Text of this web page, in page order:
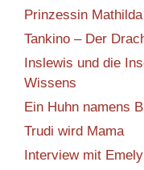
Prinzessin
Tankino – Der
Inslewis und die
Wissens
Ein Huhn namens
Trudi wird Mama
Interview mit Emely